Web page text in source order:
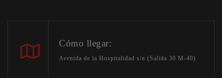
Cómo llegar:
Avenida de la Hospitalidad s/n (Salida 30 M-40)